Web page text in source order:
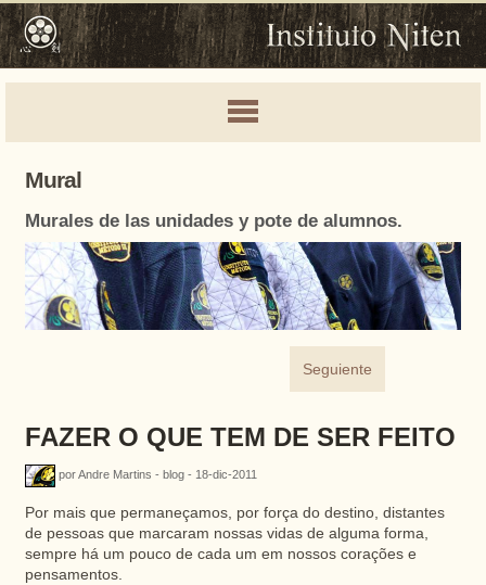
Mural
Murales de las unidades y pote de alumnos.
Seguiente
FAZER O QUE TEM DE SER FEITO
por Andre Martins - blog - 18-dic-2011
Por mais que permaneçamos, por força do destino, distantes
de pessoas que marcaram nossas vidas de alguma forma,
sempre há um pouco de cada um em nossos corações e
pensamentos.